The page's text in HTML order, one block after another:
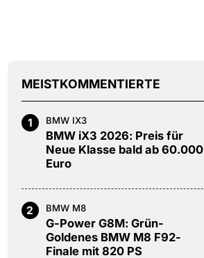
MEISTKOMMENTIERTE
1 BMW IX3
BMW iX3 2026: Preis für
Neue Klasse bald ab 60.000
Euro
2 BMW M8
G-Power G8M: Grün-
Goldenes BMW M8 F92-
Finale mit 820 PS